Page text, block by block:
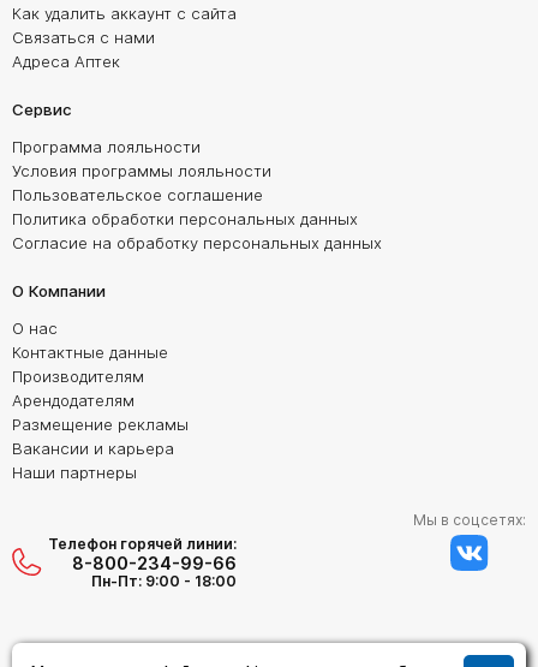
Как удалить аккаунт с сайта
Связаться с нами
Адреса Аптек
Сервис
Программа лояльности
Условия программы лояльности
Пользовательское соглашение
Политика обработки персональных данных
Согласие на обработку персональных данных
О Компании
О нас
Контактные данные
Производителям
Арендодателям
Размещение рекламы
Вакансии и карьера
Наши партнеры
Телефон горячей линии:
8-800-234-99-66
Пн-Пт: 9:00 - 18:00
Мы в соцсетях: